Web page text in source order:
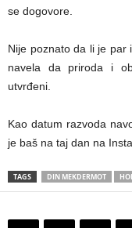
se dogovore.
Nije poznato da li je par
navela da priroda i
utvrđeni.
Kao datum razvoda
je baš na taj dan na
TAGS DIN MEKDERMOT